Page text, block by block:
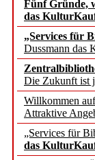
Fünf Gründe,
das
„Services für
Dussmann das
Die Zukunft ist
Willkommen
Attraktive
„Services für
das